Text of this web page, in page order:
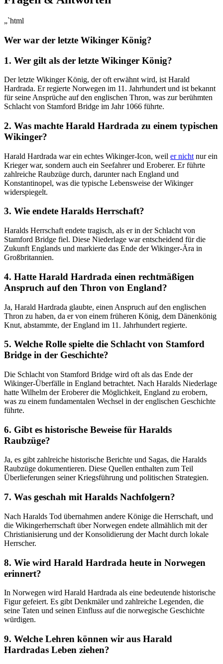
„`html
Wer ‍war der letzte Wikinger König?
1. Wer gilt als der letzte Wikinger​ König?
Der letzte Wikinger König, der oft erwähnt wird, ist Harald⁤
Hardrada. Er regierte Norwegen im 11. Jahrhundert und ist bekannt
für seine Ansprüche auf den englischen Thron, was zur berühmten
Schlacht von Stamford Bridge im Jahr 1066 führte.
2. Was machte Harald Hardrada zu einem typischen
Wikinger?
Harald Hardrada‍ war ein echtes Wikinger-Icon, weil er nicht nur ein
Krieger war,​ sondern auch ein Seefahrer und Eroberer. Er führte‍
zahlreiche ‍Raubzüge durch, darunter nach ​England und
Konstantinopel, was die ‍typische Lebensweise‌ der Wikinger
widerspiegelt.
3. Wie endete Haralds Herrschaft?
Haralds Herrschaft endete tragisch, als er in der Schlacht von
Stamford⁣ Bridge fiel. Diese Niederlage war entscheidend für die
Zukunft Englands⁤ und⁤ markierte das Ende der Wikinger-Ära in
Großbritannien.
4. Hatte Harald Hardrada einen rechtmäßigen
Anspruch auf den Thron von England?
Ja, Harald Hardrada glaubte, einen Anspruch auf den englischen
Thron zu haben, da ⁣er von einem früheren König, dem Dänenkönig
Knut, abstammte, der England im 11. Jahrhundert regierte.
5. Welche Rolle spielte die Schlacht von Stamford
Bridge in der Geschichte?
Die Schlacht von Stamford Bridge wird oft als das Ende der
Wikinger-Überfälle in England betrachtet. Nach Haralds Niederlage‍
hatte Wilhelm der Eroberer die Möglichkeit, England zu erobern,
was zu einem fundamentalen​ Wechsel in der englischen Geschichte
führte.
6. Gibt es historische Beweise für Haralds
Raubzüge?
Ja, es gibt‍ zahlreiche historische Berichte ⁣und Sagas, die ‍Haralds
Raubzüge dokumentieren. Diese Quellen⁣ enthalten zum Teil
Überlieferungen seiner Kriegsführung und politischen Strategien.
7. Was geschah mit Haralds Nachfolgern?
Nach Haralds Tod übernahmen andere Könige die⁢ Herrschaft, ⁤und
die Wikingerherrschaft über Norwegen endete allmählich mit der
⁤Christianisierung und der Konsolidierung‍ der Macht durch lokale
Herrscher.
8. Wie wird Harald Hardrada heute in Norwegen
⁣erinnert?
In Norwegen wird Harald Hardrada als eine bedeutende historische
Figur gefeiert. Es gibt Denkmäler und ⁣zahlreiche Legenden, die
seine Taten und seinen Einfluss auf‌ die norwegische Geschichte
würdigen.
9. Welche Lehren ⁢können wir aus Harald
Hardradas Leben⁤ ziehen?